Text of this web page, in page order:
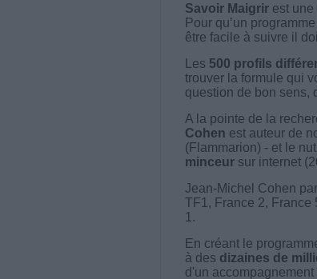
Savoir Maigrirest une
Pour qu’un
être facile à suivre il
Les 500 profils
trouver la formule qui
question de bon sens,
A la pointe de la
Cohen est auteur de
(Flammarion) - et le
minceursur internet
Jean-Michel Cohen
TF1, France 2, France
1.
En créant le
à des dizaines de
d'un